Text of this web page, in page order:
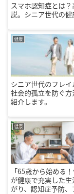
スマホ認知症とは
説。シニア世代の健
健康
シニア世代のフレ
社会的孤立を防ぐ
紹介します。
健康
「65歳から始める
が健康で充実した
がり、認知症予防